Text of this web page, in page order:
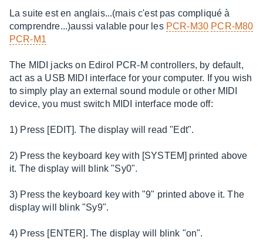
La suite est en anglais...(mais c'est pas compliqué à
comprendre...)aussi valable pour les PCR-M30 PCR-M80
PCR-M1
The MIDI jacks on Edirol PCR-M controllers, by default,
act as a USB MIDI interface for your computer. If you wish
to simply play an external sound module or other MIDI
device, you must switch MIDI interface mode off:
1) Press [EDIT]. The display will read "Edt".
2) Press the keyboard key with [SYSTEM] printed above
it. The display will blink "Sy0".
3) Press the keyboard key with "9" printed above it. The
display will blink "Sy9".
4) Press [ENTER]. The display will blink "on".